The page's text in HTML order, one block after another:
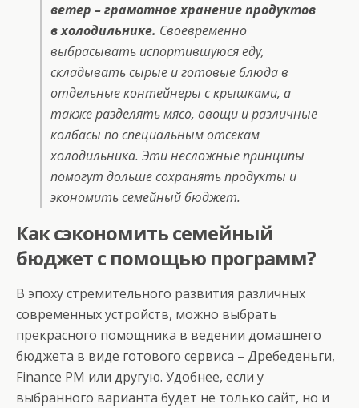
ветер – грамотное хранение продуктов
в холодильнике. Своевременно
выбрасывать испортившуюся еду,
складывать сырые и готовые блюда в
отдельные контейнеры с крышками, а
также разделять мясо, овощи и различные
колбасы по специальным отсекам
холодильника. Эти несложные принципы
помогут дольше сохранять продукты и
экономить семейный бюджет.
Как сэкономить семейный
бюджет с помощью программ?
В эпоху стремительного развития различных
современных устройств, можно выбрать
прекрасного помощника в ведении домашнего
бюджета в виде готового сервиса – Дребеденьги,
Finance PM или другую. Удобнее, если у
выбранного варианта будет не только сайт, но и